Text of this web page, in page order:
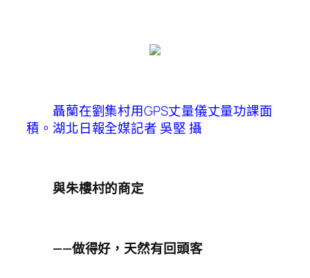
聶蘭在劉集村用GPS丈量儀丈量功課面
積。湖北日報全媒記者 吳堅 攝
與朱樓村的商定
——做得好，天然有回頭客